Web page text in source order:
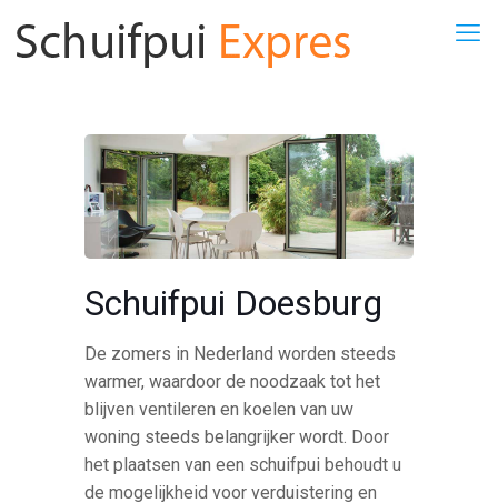
Schuifpui Doesburg
De zomers in Nederland worden steeds
warmer, waardoor de noodzaak tot het
blijven ventileren en koelen van uw
woning steeds belangrijker wordt. Door
het plaatsen van een schuifpui behoudt u
de mogelijkheid voor verduistering en